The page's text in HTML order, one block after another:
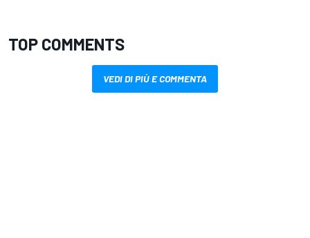
TOP COMMENTS
VEDI DI PIÙ E COMMENTA